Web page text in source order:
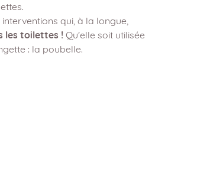
qui, à la longue,
les toilettes ! Qu'elle soit utilisée
: la poubelle.